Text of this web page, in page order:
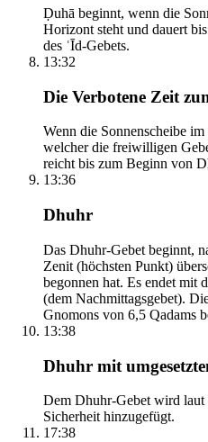
Ḍuhā beginnt, wenn die
Horizont steht und dauert
des ʿĪd-Gebets.
13:32
Die Verbotene Zeit
Wenn die Sonnenscheibe
welcher die freiwilligen
reicht bis zum Beginn von
13:36
Dhuhr
Das Dhuhr-Gebet beginnt,
Zenit (höchsten Punkt)
begonnen hat. Es endet mit
(dem Nachmittagsgebet).
Gnomons von 6,5 Qadams
13:38
Dhuhr mit
Dem Dhuhr-Gebet wird
Sicherheit hinzugefügt.
17:38